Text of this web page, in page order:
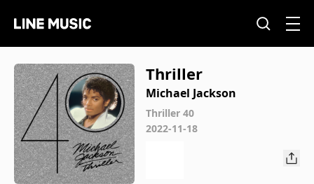
Thriller
Michael Jackson
Thriller 40
2022-11-18